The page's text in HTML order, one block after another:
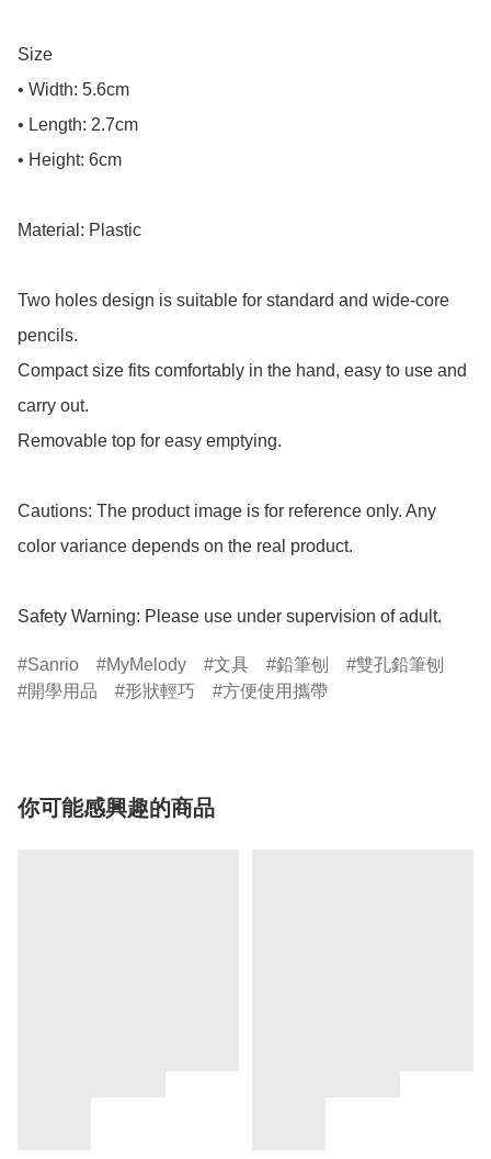
Size
• Width: 5.6cm
• Length: 2.7cm
• Height: 6cm
Material: Plastic
Two holes design is suitable for standard and wide-core
pencils.
Compact size fits comfortably in the hand, easy to use and
carry out.
Removable top for easy emptying.
Cautions: The product image is for reference only. Any
color variance depends on the real product.
Safety Warning: Please use under supervision of adult.
Sanrio MyMelody 文具 鉛筆刨
雙孔鉛筆刨
開學用品
形狀輕巧 方便使用攜帶
你可能感興趣的商品